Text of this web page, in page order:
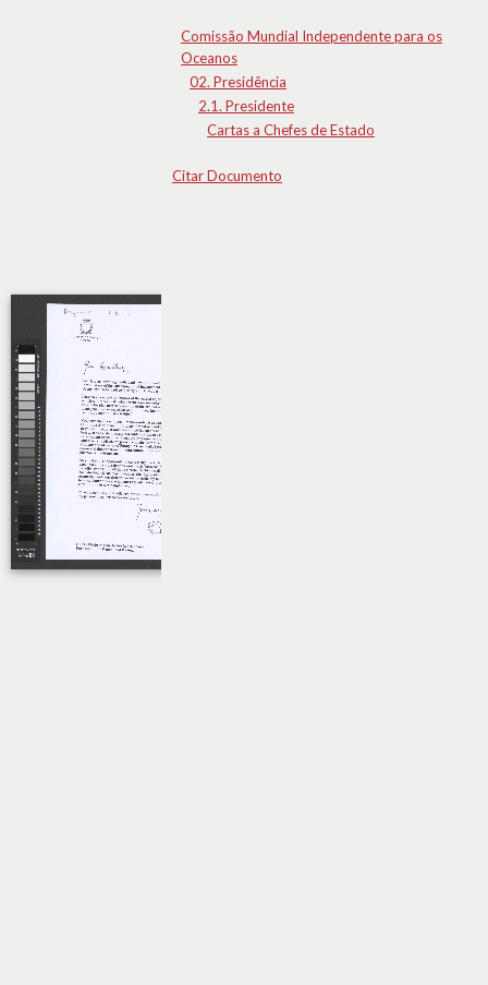
Comissão Mundial Independente para os
Oceanos
02. Presidência
2.1. Presidente
Cartas a Chefes de Estado
Citar Documento